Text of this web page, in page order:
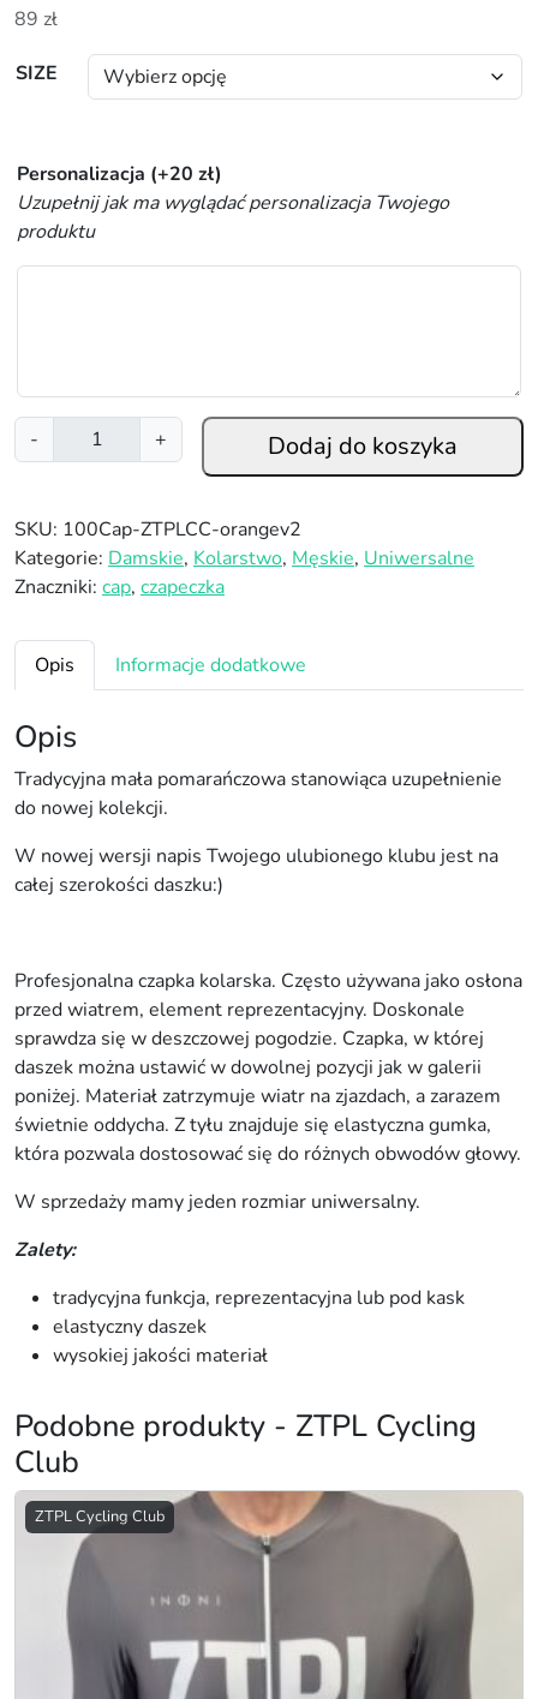
89 zł
SIZE
Personalizacja (+20 zł)
Uzupełnij jak ma wyglądać personalizacja Twojego
produktu
-
l
ś
ć
C
e
z
k
a
d
a
k
i
e
m
Z
T
P
.
C
r
a
ń
c
+ Dodaj do koszyka
SKU: 100Cap-ZTPLCC-orangev2
Kategorie: Damskie, Kolarstwo, Męskie, Uniwersalne
Znaczniki: cap, czapeczka
Opis Informacje dodatkowe
Opis
Tradycyjna mała pomarańczowa stanowiąca uzupełnienie
do nowej kolekcji.
W nowej wersji napis Twojego ulubionego klubu jest na
całej szerokości daszku:)
Profesjonalna czapka kolarska. Często używana jako osłona
przed wiatrem, element reprezentacyjny. Doskonale
sprawdza się w deszczowej pogodzie. Czapka, w której
daszek można ustawić w dowolnej pozycji jak w galerii
poniżej. Materiał zatrzymuje wiatr na zjazdach, a zarazem
świetnie oddycha. Z tyłu znajduje się elastyczna gumka,
która pozwala dostosować się do różnych obwodów głowy.
W sprzedaży mamy jeden rozmiar uniwersalny.
Zalety:
tradycyjna funkcja, reprezentacyjna lub pod kask
elastyczny daszek
wysokiej jakości materiał
Podobne produkty - ZTPL Cycling
Club
ZTPL Cycling Club